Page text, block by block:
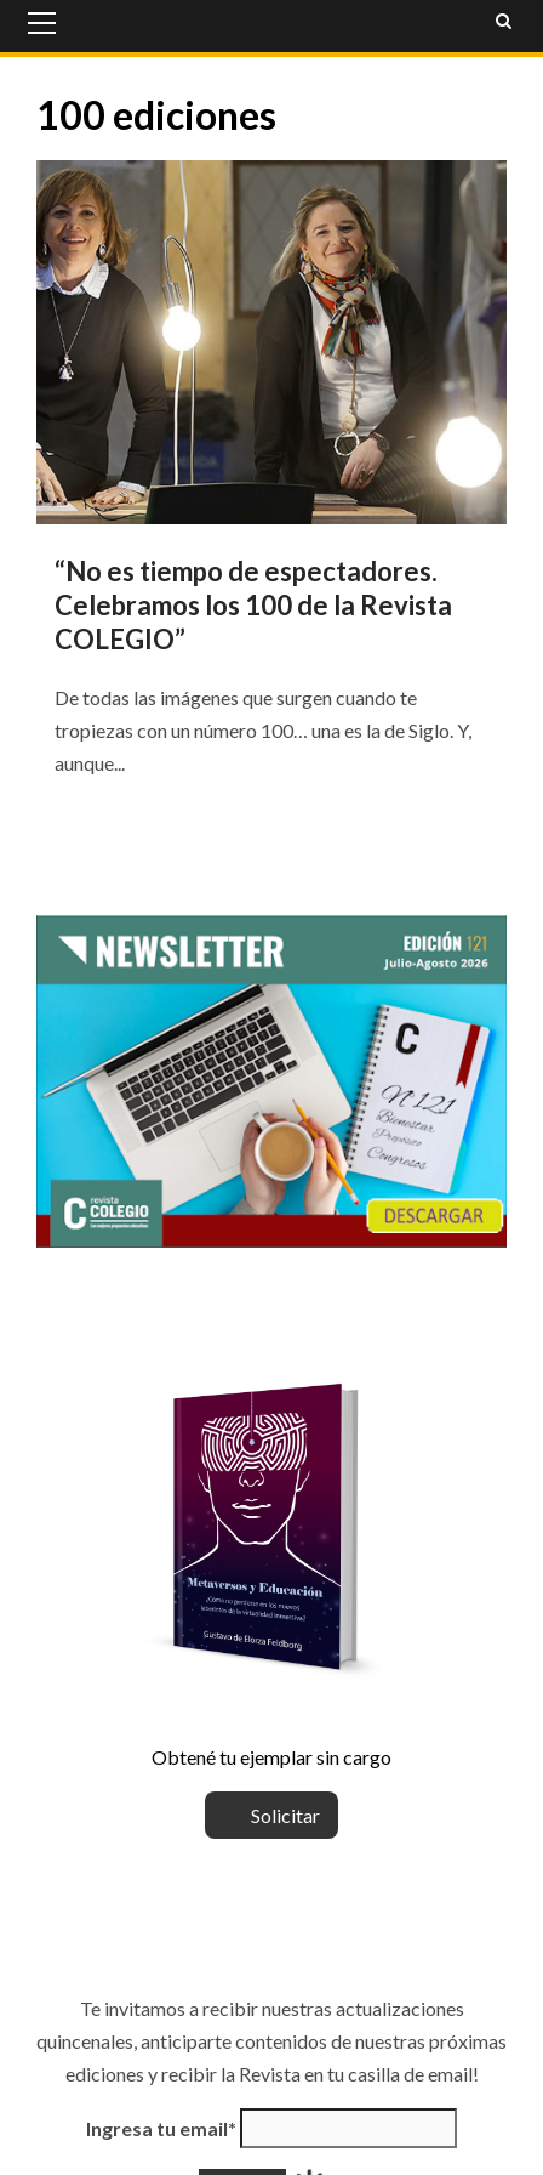
Menu
100 ediciones
“No es tiempo de espectadores.
Celebramos los 100 de la Revista
COLEGIO”
De todas las imágenes que surgen cuando te
tropiezas con un número 100… una es la de Siglo. Y,
aunque...
Obtené tu ejemplar sin cargo
Solicitar
Te invitamos a recibir nuestras actualizaciones
quincenales, anticiparte contenidos de nuestras próximas
ediciones y recibir la Revista en tu casilla de email!
Ingresa tu email*